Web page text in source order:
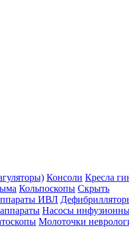
Консоли Кресла
Кольпоскопы Скрыть
ИВЛ
Насосы
Молоточки